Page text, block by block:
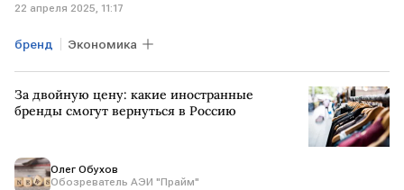
22 апреля 2025, 11:17
бренд Экономика
За двойную цену: какие иностранные
бренды смогут вернуться в Россию
Олег Обухов
Обозреватель АЭИ "Прайм"